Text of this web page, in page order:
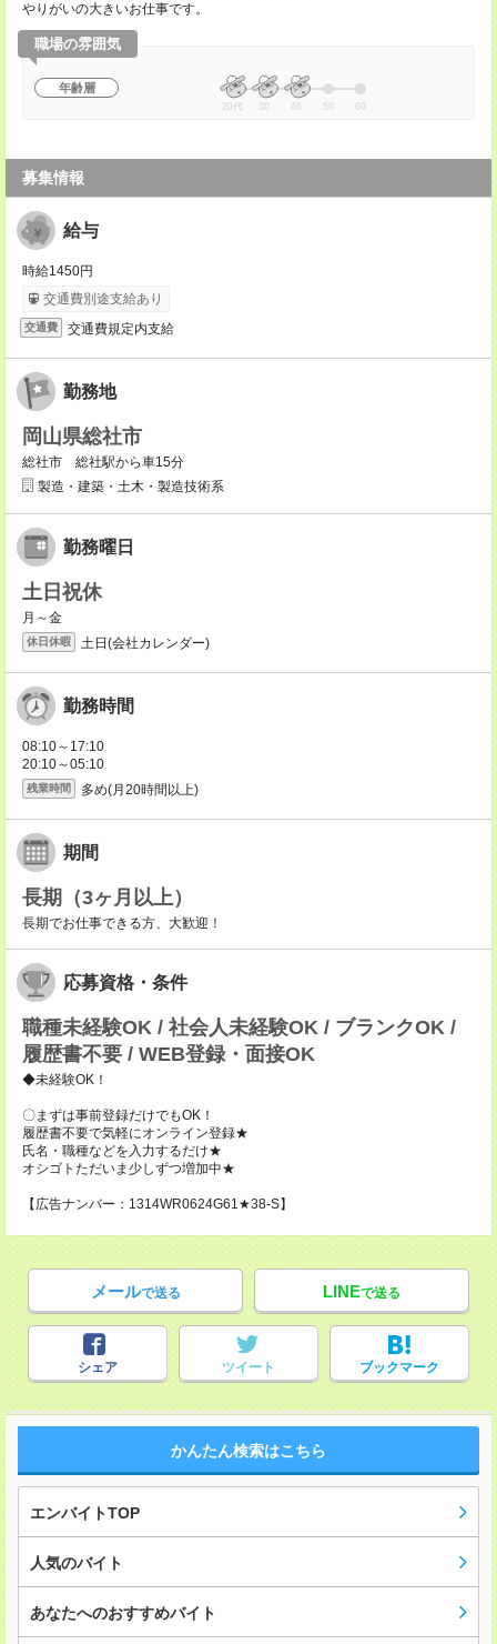
やりがいの大きいお仕事です。
職場の雰囲気
年齢層
20代 30 40 50 60
募集情報
給与
時給1450円
交通費別途支給あり
交通費 交通費規定内支給
勤務地
岡山県総社市
総社市 総社駅から車15分
製造・建築・土木・製造技術系
勤務曜日
土日祝休
月～金
休日休暇 土日(会社カレンダー)
勤務時間
08:10～17:10
20:10～05:10
残業時間 多め(月20時間以上)
期間
長期（3ヶ月以上）
長期でお仕事できる方、大歓迎！
応募資格・条件
職種未経験OK / 社会人未経験OK / ブランクOK /
履歴書不要 / WEB登録・面接OK
◆未経験OK！
〇まずは事前登録だけでもOK！
履歴書不要で気軽にオンライン登録★
氏名・職種などを入力するだけ★
オシゴトただいま少しずつ増加中★
【広告ナンバー：1314WR0624G61★38-S】
メールで送る LINEで送る
シェア ツイート ブックマーク
かんたん検索はこちら
エンバイトTOP
人気のバイト
あなたへのおすすめバイト